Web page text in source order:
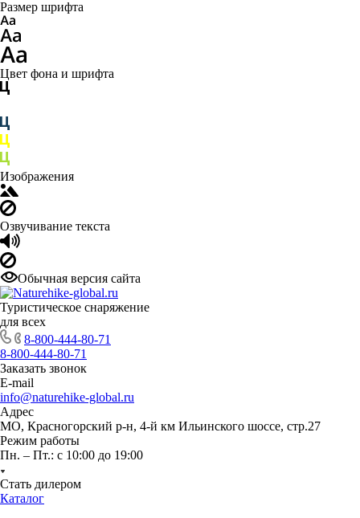
Размер шрифта
Цвет фона и шрифта
Изображения
Озвучивание текста
Обычная версия сайта
Туристическое снаряжение
для всех
8-800-444-80-71
8-800-444-80-71
Заказать звонок
E-mail
info@naturehike-global.ru
Адрес
МО, Красногорский р-н, 4-й км Ильинского шоссе, стр.27
Режим работы
Пн. – Пт.: с 10:00 до 19:00
Стать дилером
Каталог